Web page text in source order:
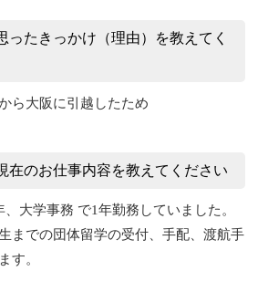
ったきっかけ（理由）を教えてく
ら大阪に引越したため
在のお仕事内容を教えてください
大学事務 で1年勤務していました。
までの団体留学の受付、手配、渡航手
す。